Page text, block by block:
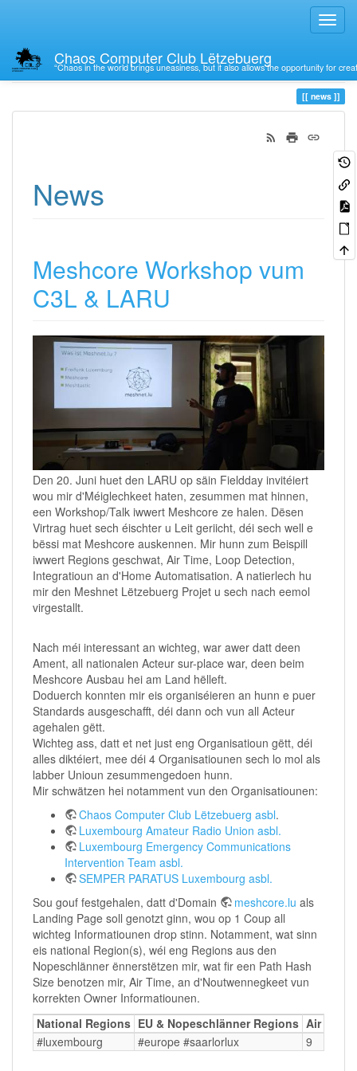
Chaos Computer Club Lëtzebuerg
“Chaos in the world brings uneasiness, but it also allows the opportunity for
Trace news
news
News
Meshcore Workshop vum
C3L & LARU
Den 20. Juni huet den LARU op säin Fieldday invitéiert
wou mir d'Méiglechkeet haten, zesummen mat hinnen,
een Workshop/Talk iwwert Meshcore ze halen. Dësen
Virtrag huet sech éischter u Leit geriicht, déi sech well e
bëssi mat Meshcore auskennen. Mir hunn zum Beispill
iwwert Regions geschwat, Air Time, Loop Detection,
Integratioun an d'Home Automatisation. A natierlech hu
mir den Meshnet Lëtzebuerg Projet u sech nach eemol
virgestallt.
Nach méi interessant an wichteg, war awer datt deen
Ament, all nationalen Acteur sur-place war, deen beim
Meshcore Ausbau hei am Land hëlleft.
Doduerch konnten mir eis organiséieren an hunn e puer
Standards ausgeschafft, déi dann och vun all Acteur
agehalen gëtt.
Wichteg ass, datt et net just eng Organisatioun gëtt, déi
alles diktéiert, mee déi 4 Organisatiounen sech lo mol als
labber Unioun zesummengedoen hunn.
Mir schwätzen hei notamment vun den Organisatiounen:
Chaos Computer Club Lëtzebuerg asbl.
Luxembourg Amateur Radio Union asbl.
Luxembourg Emergency Communications
Intervention Team asbl.
SEMPER PARATUS Luxembourg asbl.
Sou gouf festgehalen, datt d'Domain
meshcore.lu als
Landing Page soll genotzt ginn, wou op 1 Coup all
wichteg Informatiounen drop stinn. Notamment, wat sinn
eis national Region(s), wéi eng Regions aus den
Nopeschlänner ënnerstëtzen mir, wat fir een Path Hash
Size benotzen mir, Air Time, an d'Noutwennegkeet vun
korrekten Owner Informatiounen.
National Regions EU & Nopeschlänner Regions Air Time
#luxembourg
#europe #saarlorlux 9